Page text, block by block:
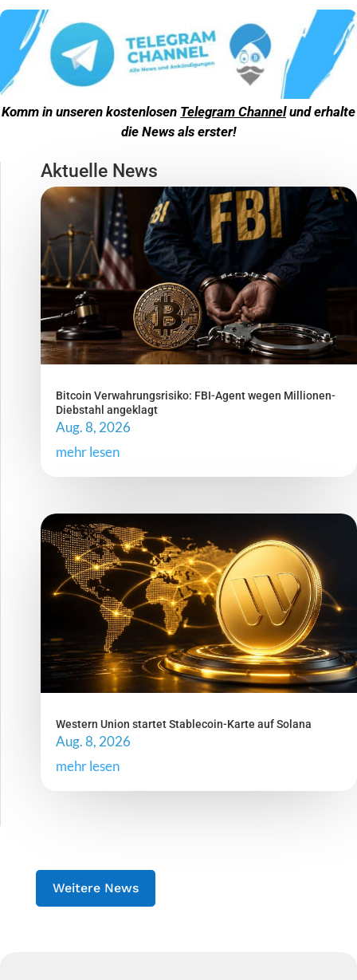
Komm in unseren kostenlosen Telegram Channelund erhalte
die News als erster!
Aktuelle News
Bitcoin Verwahrungsrisiko: FBI-Agent wegen Millionen-
Diebstahl angeklagt
Aug. 8, 2026
mehr lesen
Western Union startet Stablecoin-Karte auf Solana
Aug. 8, 2026
mehr lesen
Weitere News